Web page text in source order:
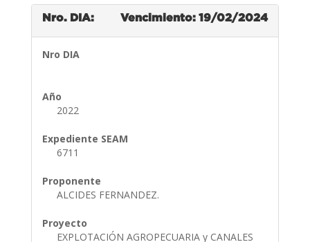
Nro. DIA: Vencimiento: 19/02/2024
Nro DIA
Año
2022
Expediente SEAM
6711
Proponente
ALCIDES FERNANDEZ.
Proyecto
EXPLOTACIÓN AGROPECUARIA y CANALES